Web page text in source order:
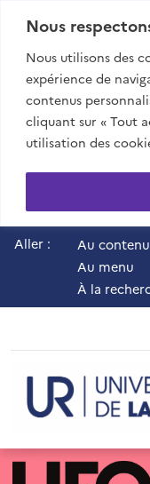
Nous
Nous utilisons des
expérience de
contenus
cliquant sur « Tout
utilisation des
Aller :
Au contenu
Au menu
À la